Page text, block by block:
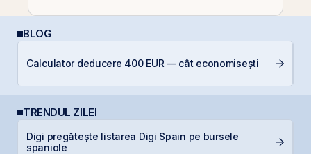
BLOG
Calculator deducere 400 EUR — cât economisești
TRENDUL ZILEI
Digi pregătește listarea Digi Spain pe bursele
spaniole